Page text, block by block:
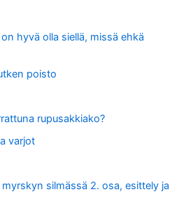
hyvä olla siellä, missä ehkä
poisto
rupusakkiako?
varjot
silmässä 2. osa, esittely ja